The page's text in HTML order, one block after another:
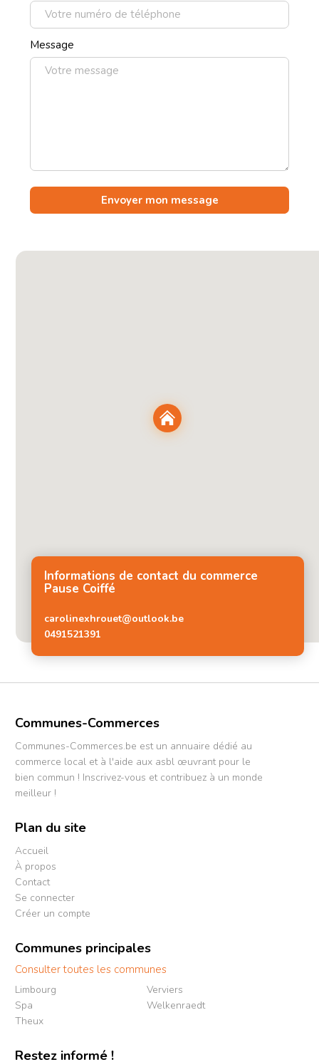
Message
Informations de contact du commerce
Pause Coiffé
carolinexhrouet@outlook.be
0491521391
Communes-Commerces
Communes-Commerces.be est un annuaire dédié au
commerce local et à l'aide aux asbl œuvrant pour le
bien commun ! Inscrivez-vous et contribuez à un monde
meilleur !
Plan du site
Accueil
À propos
Contact
Se connecter
Créer un compte
Communes principales
Consulter toutes les communes
Limbourg
Spa
Theux
Verviers
Welkenraedt
Restez informé !